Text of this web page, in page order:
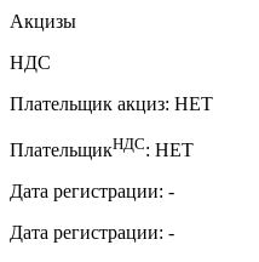
Акцизы
НДС
Плательщик акциз: НЕТ
ПлательщикНДС: НЕТ
Дата регистрации: -
Дата регистрации: -